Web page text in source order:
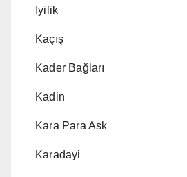
Iyilik
Kaçış
Kader Bağları
Kadin
Kara Para Ask
Karadayi